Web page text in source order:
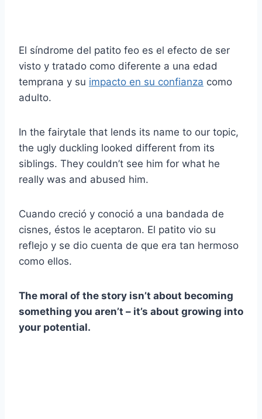
El síndrome del patito feo es el efecto de ser
visto y tratado como diferente a una edad
temprana y su impacto en su confianza como
adulto.
In the fairytale that lends its name to our topic,
the ugly duckling looked different from its
siblings. They couldn’t see him for what he
really was and abused him.
Cuando creció y conoció a una bandada de
cisnes, éstos le aceptaron. El patito vio su
reflejo y se dio cuenta de que era tan hermoso
como ellos.
The moral of the story isn’t about becoming
something you aren’t – it’s about growing into
your potential.